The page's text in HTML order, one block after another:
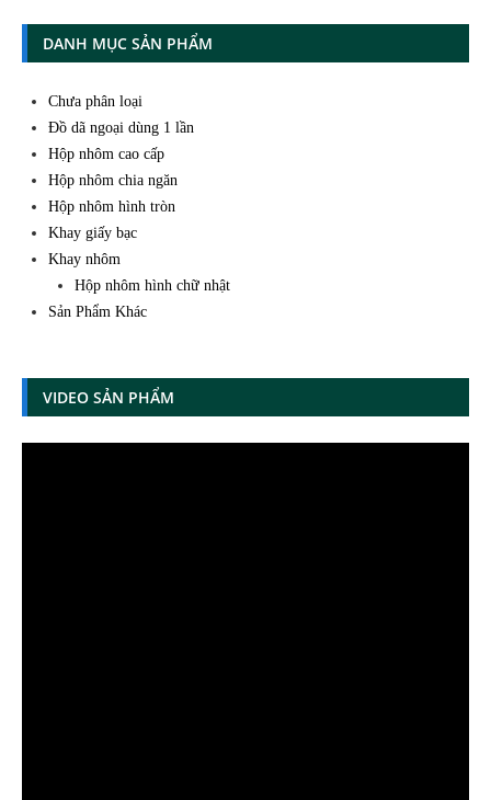
DANH MỤC SẢN PHẨM
Chưa phân loại
Đồ dã ngoại dùng 1 lần
Hộp nhôm cao cấp
Hộp nhôm chia ngăn
Hộp nhôm hình tròn
Khay giấy bạc
Khay nhôm
Hộp nhôm hình chữ nhật
Sản Phẩm Khác
VIDEO SẢN PHẨM